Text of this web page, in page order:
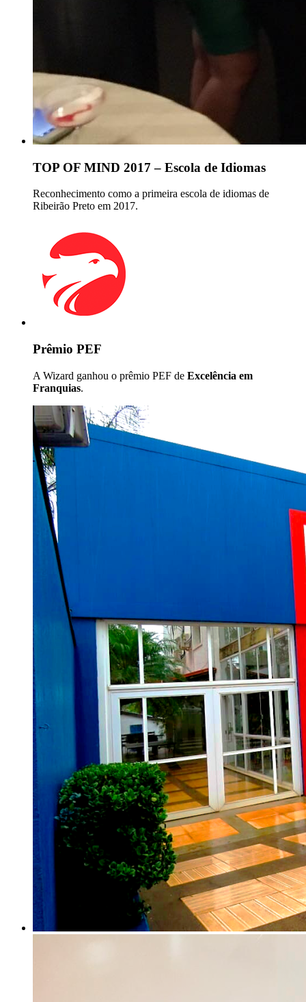
TOP OF MIND 2017 – Escola de Idiomas
Reconhecimento como a primeira escola de idiomas de
Ribeirão Preto em 2017.
Prêmio PEF
A Wizard ganhou o prêmio PEF de Excelência em
Franquias.